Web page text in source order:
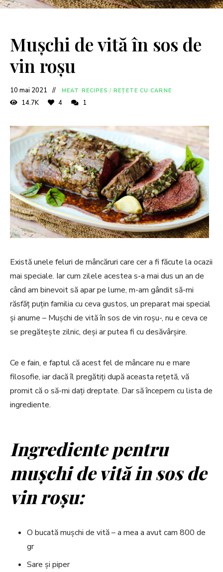
Mușchi de vită în sos de
vin roșu
10 mai 2021 MEAT RECIPES / REȚETE CU CARNE
14.7K 4 1
Există unele feluri de mâncăruri care cer a fi făcute la ocazii
mai speciale. Iar cum zilele acestea s-a mai dus un an de
când am binevoit să apar pe lume, m-am gândit să-mi
răsfăț puțin familia cu ceva gustos, un preparat mai special
și anume – Mușchi de vită în sos de vin roșu-, nu e ceva ce
se pregătește zilnic, deși ar putea fi cu desăvârșire.
Ce e fain, e faptul că acest fel de mâncare nu e mare
filosofie, iar dacă îl pregătiți după aceasta rețetă, vă
promit că o să-mi dați dreptate. Dar să începem cu lista de
ingrediente.
Ingrediente pentru
mușchi de vită in sos de
vin roșu:
O bucată mușchi de vită – a mea a avut cam 800 de
gr
Sare și piper